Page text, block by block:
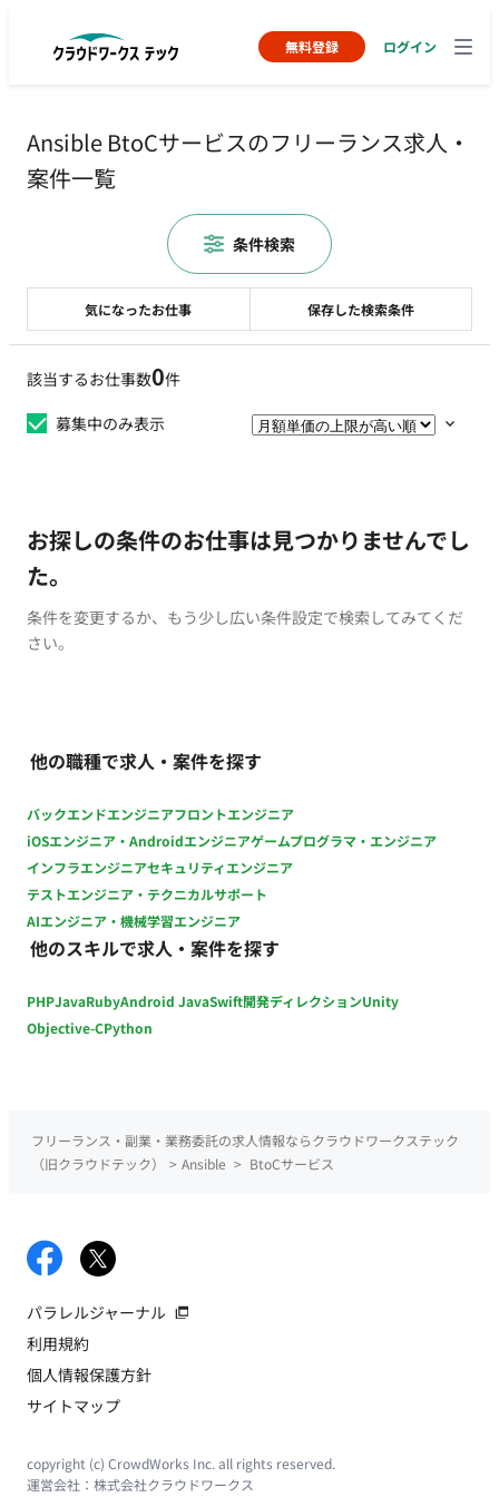
無料登録 ログイン
Ansible BtoCサービスのフリーランス求人・
案件一覧
該当するお仕事数0件
募集中のみ表示
お探しの条件のお仕事は見つかりませんでし
た。
条件を変更するか、もう少し広い条件設定で検索してみてくだ
さい。
他の職種で求人・案件を探す
バックエンドエンジニアフロントエンジニア
iOSエンジニア・Androidエンジニアゲームプログラマ・エンジニア
インフラエンジニアセキュリティエンジニア
テストエンジニア・テクニカルサポート
AIエンジニア・機械学習エンジニア
他のスキルで求人・案件を探す
PHPJavaRubyAndroid JavaSwift開発ディレクションUnity
Objective-CPython
気になったお仕事 保存した検索条件
条件検索
フリーランス・副業・業務委託の求人情報ならクラウドワークステック
（旧クラウドテック）
> Ansible > BtoCサービス
パラレルジャーナル
利用規約
個人情報保護方針
サイトマップ
copyright (c) CrowdWorks Inc. all rights reserved.
運営会社： 株式会社クラウドワークス